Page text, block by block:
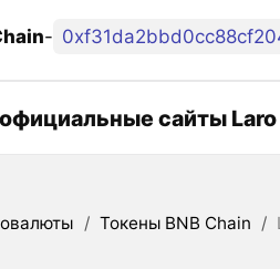
-
сайты
/ Токены BNB Chain /